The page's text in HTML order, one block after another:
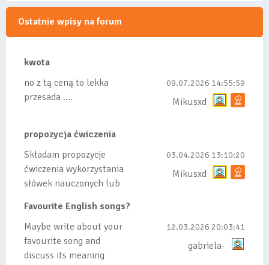
Ostatnie wpisy na forum
kwota
no z tą ceną to lekka
przesada ....
09.07.2026 14:55:59
Mikusxd
propozycja ćwiczenia
Składam propozycje
ćwiczenia wykorzystania
słówek nauczonych lub
tez ze wszys...
03.04.2026 13:10:20
Mikusxd
Favourite English songs?
Maybe write about your
favourite song and
discuss its meaning
12.03.2026 20:03:41
gabriela-